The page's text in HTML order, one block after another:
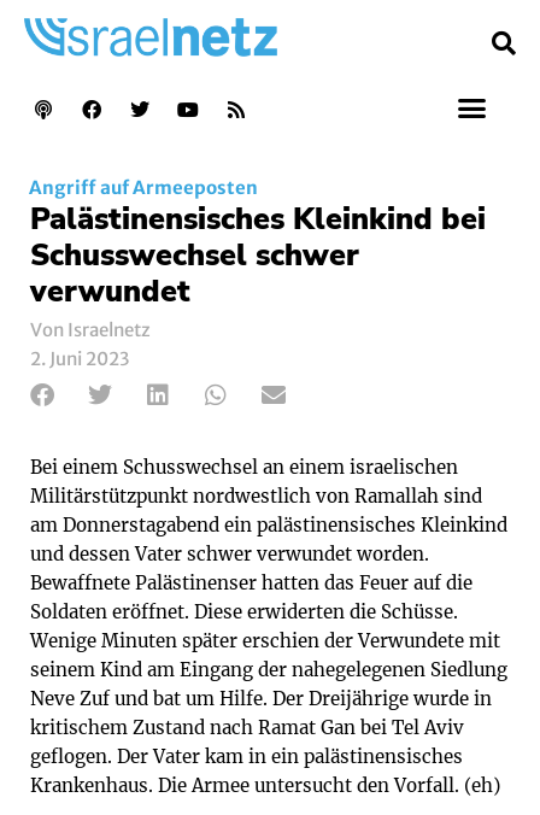
Angriff auf Armeeposten
Palästinensisches Kleinkind bei
Schusswechsel schwer
verwundet
Von Israelnetz
2. Juni 2023
Bei einem Schusswechsel an einem israelischen
Militärstützpunkt nordwestlich von Ramallah sind
am Donnerstagabend ein palästinensisches Kleinkind
und dessen Vater schwer verwundet worden.
Bewaffnete Palästinenser hatten das Feuer auf die
Soldaten eröffnet. Diese erwiderten die Schüsse.
Wenige Minuten später erschien der Verwundete mit
seinem Kind am Eingang der nahegelegenen Siedlung
Neve Zuf und bat um Hilfe. Der Dreijährige wurde in
kritischem Zustand nach Ramat Gan bei Tel Aviv
geflogen. Der Vater kam in ein palästinensisches
Krankenhaus. Die Armee untersucht den Vorfall. (eh)